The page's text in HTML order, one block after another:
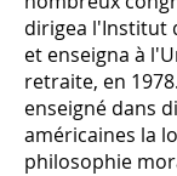
dirigea l'Institut
et enseigna à
retraite, en
enseigné dans
américaines la
philosophie